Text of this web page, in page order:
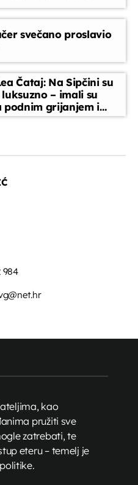
svečano proslavio
Čataj: Na Sipčini su
– imali su
podnim grijanjem i
984
kao
pružiti sve
zatrebati, te
eteru – temelj je